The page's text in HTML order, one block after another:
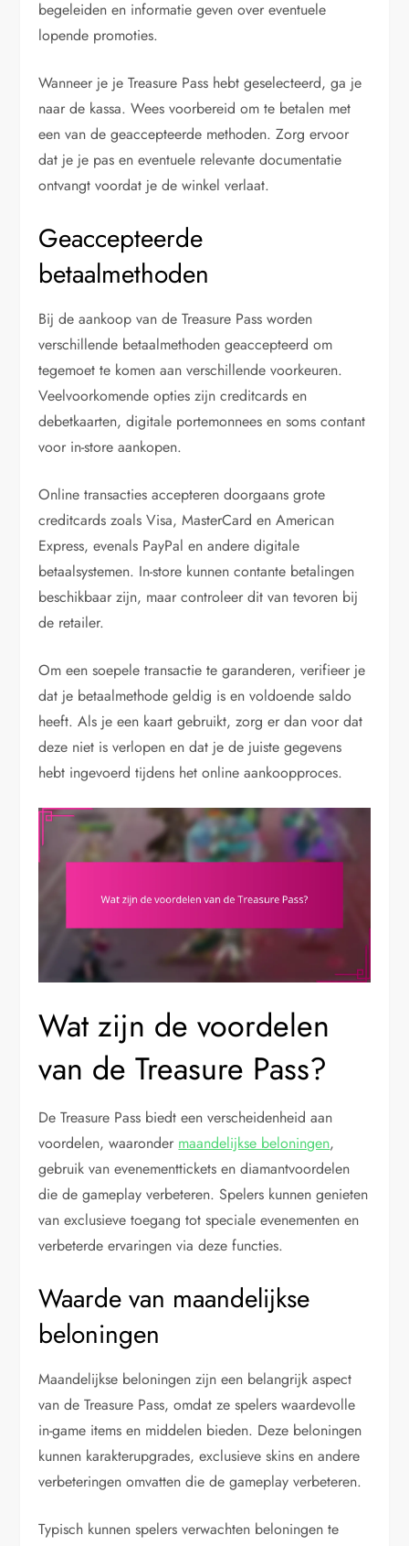
begeleiden en informatie geven over eventuele
lopende promoties.
Wanneer je je Treasure Pass hebt geselecteerd, ga je
naar de kassa. Wees voorbereid om te betalen met
een van de geaccepteerde methoden. Zorg ervoor
dat je je pas en eventuele relevante documentatie
ontvangt voordat je de winkel verlaat.
Geaccepteerde
betaalmethoden
Bij de aankoop van de Treasure Pass worden
verschillende betaalmethoden geaccepteerd om
tegemoet te komen aan verschillende voorkeuren.
Veelvoorkomende opties zijn creditcards en
debetkaarten, digitale portemonnees en soms contant
voor in-store aankopen.
Online transacties accepteren doorgaans grote
creditcards zoals Visa, MasterCard en American
Express, evenals PayPal en andere digitale
betaalsystemen. In-store kunnen contante betalingen
beschikbaar zijn, maar controleer dit van tevoren bij
de retailer.
Om een soepele transactie te garanderen, verifieer je
dat je betaalmethode geldig is en voldoende saldo
heeft. Als je een kaart gebruikt, zorg er dan voor dat
deze niet is verlopen en dat je de juiste gegevens
hebt ingevoerd tijdens het online aankoopproces.
Wat zijn de voordelen
van de Treasure Pass?
De Treasure Pass biedt een verscheidenheid aan
voordelen, waaronder maandelijkse beloningen,
gebruik van evenementtickets en diamantvoordelen
die de gameplay verbeteren. Spelers kunnen genieten
van exclusieve toegang tot speciale evenementen en
verbeterde ervaringen via deze functies.
Waarde van maandelijkse
beloningen
Maandelijkse beloningen zijn een belangrijk aspect
van de Treasure Pass, omdat ze spelers waardevolle
in-game items en middelen bieden. Deze beloningen
kunnen karakterupgrades, exclusieve skins en andere
verbeteringen omvatten die de gameplay verbeteren.
Typisch kunnen spelers verwachten beloningen te